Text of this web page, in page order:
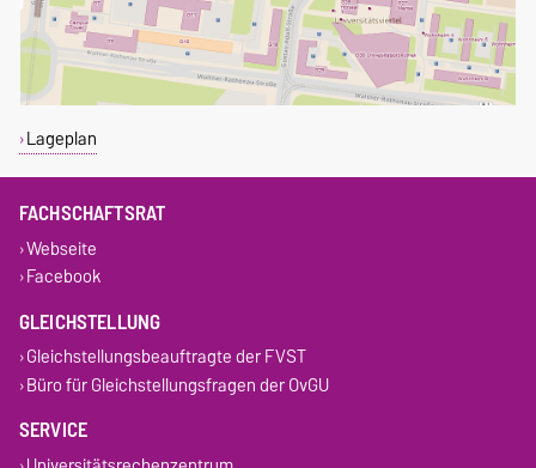
Lageplan
FACHSCHAFTSRAT
Webseite
Facebook
GLEICHSTELLUNG
Gleichstellungsbeauftragte der FVST
Büro für Gleichstellungsfragen der OvGU
SERVICE